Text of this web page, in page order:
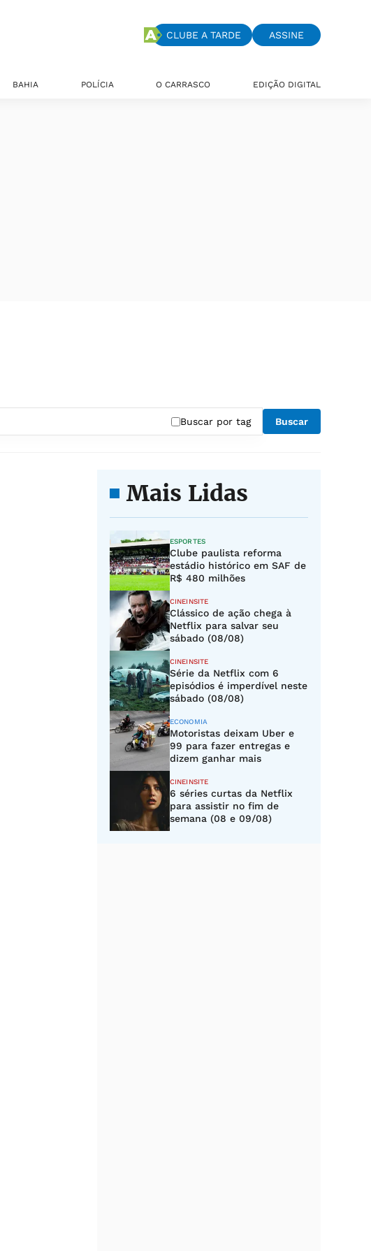
CLUBE A TARDE ASSINE
BAHIA POLÍCIA O CARRASCO EDIÇÃO DIGITAL
Buscar por tag Buscar
Mais Lidas
ESPORTES
Clube paulista reforma
estádio histórico em SAF de
R$ 480 milhões
CINEINSITE
Clássico de ação chega à
Netflix para salvar seu
sábado (08/08)
CINEINSITE
Série da Netflix com 6
episódios é imperdível neste
sábado (08/08)
ECONOMIA
Motoristas deixam Uber e
99 para fazer entregas e
dizem ganhar mais
CINEINSITE
6 séries curtas da Netflix
para assistir no fim de
semana (08 e 09/08)